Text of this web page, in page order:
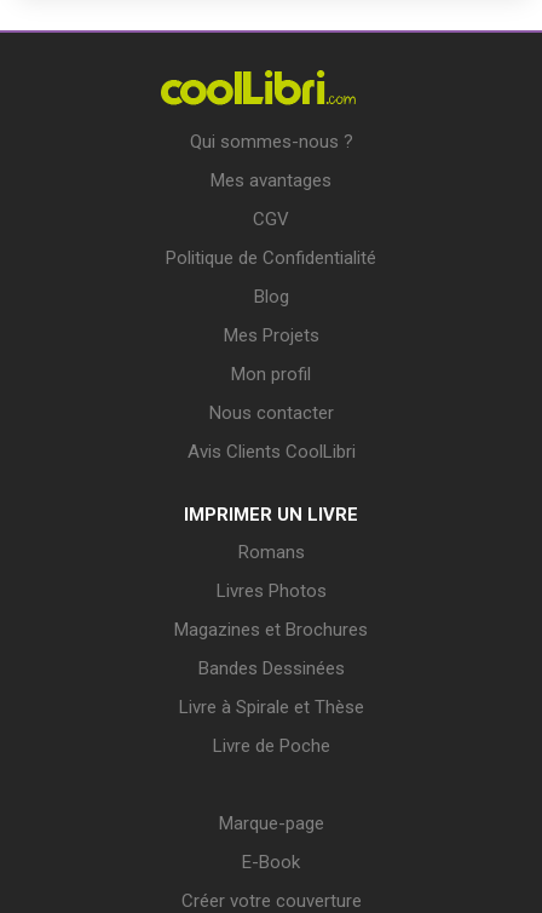
Qui sommes-nous ?
Mes avantages
CGV
Politique de Confidentialité
Blog
Mes Projets
Mon profil
Nous contacter
Avis Clients CoolLibri
IMPRIMER UN LIVRE
Romans
Livres Photos
Magazines et Brochures
Bandes Dessinées
Livre à Spirale et Thèse
Livre de Poche
Marque-page
E-Book
Créer votre couverture